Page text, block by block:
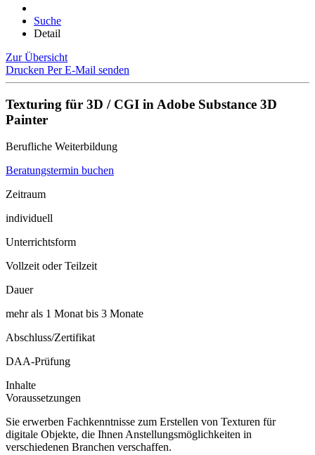
Suche
Detail
Zur Übersicht
Drucken Per E-Mail senden
Texturing für 3D / CGI in Adobe Substance 3D
Painter
Berufliche Weiterbildung
Beratungstermin buchen
Zeitraum
individuell
Unterrichtsform
Vollzeit oder Teilzeit
Dauer
mehr als 1 Monat bis 3 Monate
Abschluss/Zertifikat
DAA-Prüfung
Inhalte
Voraussetzungen
Sie erwerben Fachkenntnisse zum Erstellen von Texturen für
digitale Objekte, die Ihnen Anstellungsmöglichkeiten in
verschiedenen Branchen verschaffen.